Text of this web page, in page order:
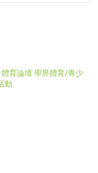
體育論壇 學界體育/青少
動